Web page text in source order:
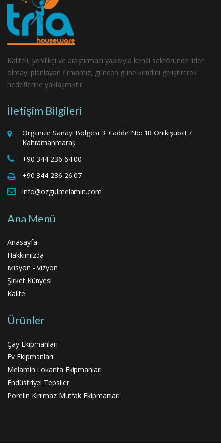
Kaliteli, yenilikçi ve araştırmacı yapısıyla kendi sektöründe lider
olmayı planlayan firmamız, günden güne kendini geliştirerek
hedeflerine yaklaşmıştır
İletişim Bilgileri
Organize Sanayi Bölgesi 3. Cadde No: 18 Onikişubat /
Kahramanmaraş
+90 344 236 64 00
+90 344 236 26 07
info@ozgulmelamin.com
Ana Menü
Anasayfa
Hakkımızda
Misyon - Vizyon
Şirket Künyesi
Kalite
Ürünler
Çay Ekipmanları
Ev Ekipmanları
Melamin Lokanta Ekipmanları
Endüstriyel Tepsiler
Porelin Kırılmaz Mutfak Ekipmanları